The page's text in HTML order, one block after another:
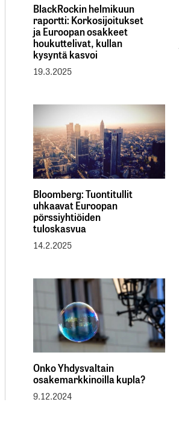
BlackRockin helmikuun
raportti: Korkosijoitukset
ja Euroopan osakkeet
houkuttelivat, kullan
kysyntä kasvoi
19.3.2025
Bloomberg: Tuontitullit
uhkaavat Euroopan
pörssiyhtiöiden
tuloskasvua
14.2.2025
Onko Yhdysvaltain
osakemarkkinoilla kupla?
9.12.2024